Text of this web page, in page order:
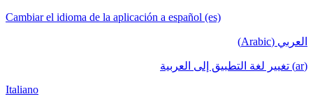
Cambiar el idioma de la aplicación a español (es)
العربي (Arabic)
(ar) تغيير لغة التطبيق إلى العربية
Italiano